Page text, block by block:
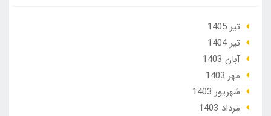
تير 1405
تير 1404
آبان 1403
مهر 1403
شهریور 1403
مرداد 1403